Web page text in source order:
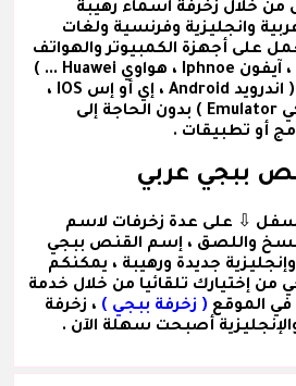
خلال زخرفة اسماء رهيبة
وانجليزية وفرنسية ولغات
على أجهزة الكمبيوتر والهواتف
( سامسونج Samsung ، آيفون Iphnoe ، هواوي Huawei ... )
وعلى مختلف الأنظمة ( اندرويد Android ، إي أو إس IOS ،
ويندوز Windows ، محاكي Emulator ) بدون الحاجة إلى
أو تطبيقات .
ببجي عربي
⇩ على عدة زخرفات لاسم
واللصق ،إسم القنص ببجي
جديدة ورهيبة ، يمكنكم
من إختيارك تلقائيا من خلال خدمة
في الموقع ( زخرفة ببجي ) ، زخرفة
أصبحت سهلة الآن .